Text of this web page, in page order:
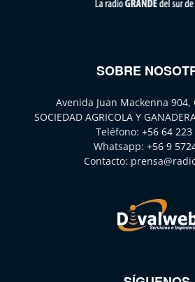
SOBRE
Avenida Juan Mackenna
SOCIEDAD AGRICOLA Y
Teléfono: +56 64 223
Whatsapp: +56 9
Contacto: